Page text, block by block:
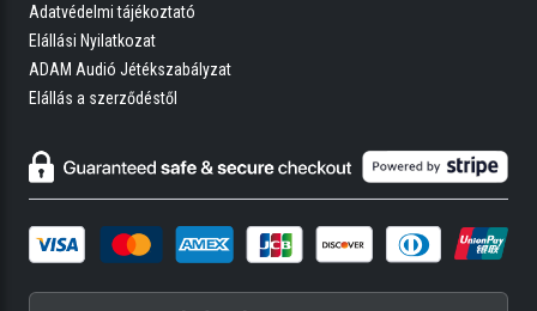
Adatvédelmi tájékoztató
Elállási Nyilatkozat
ADAM Audió Jétékszabályzat
Elállás a szerződéstől